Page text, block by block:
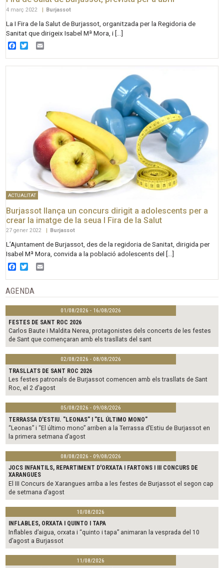
4 març 2022 | Burjassot
La I Fira de la Salut de Burjassot, organitzada per la Regidoria de
Sanitat que dirigeix Isabel Mª Mora, i […]
Facebook
Twitter
ACTUALITAT
Burjassot llança un concurs dirigit a adolescents per a
crear la imatge de la seua I Fira de la Salut
27 gener 2022 Burjassot
L’Ajuntament de Burjassot, des de la regidoria de Sanitat, dirigida per
Isabel Mª Mora, convida a la població adolescents del […]
Facebook
Twitter
AGENDA
01/08/2026 - 16/08/2026
FESTES DE SANT ROC 2026
Carlos Baute i Maldita Nerea, protagonistes dels concerts de les festes
de Sant que començaran amb els trasllats del sant
02/08/2026 - 08/08/2026
TRASLLATS DE SANT ROC 2026
Les festes patronals de Burjassot comencen amb els trasllats de Sant
Roc, el 2 d’agost
05/08/2026 - 09/08/2026
TERRASSA D'ESTIU. "LEONAS" I "EL ÚLTIMO MONO"
“Leonas” i “El último mono” arriben a la Terrassa d’Estiu de Burjassot en
la primera setmana d’agost
08/08/2026 - 09/08/2026
JOCS INFANTILS, REPARTIMENT D'ORXATA I FARTONS I III CONCURS DE
XARANGUES
El III Concurs de Xarangues arriba a les festes de Burjassot el segon cap
de setmana d’agost
10/08/2026
INFLABLES, ORXATA I QUINTO I TAPA
Inflables d’aigua, orxata i “quinto i tapa” animaran la vesprada del 10
d’agost a Burjassot
11/08/2026